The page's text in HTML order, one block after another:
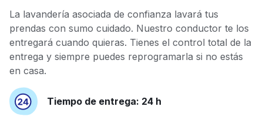
La lavandería asociada de confianza lavará tus
prendas con sumo cuidado. Nuestro conductor te los
entregará cuando quieras. Tienes el control total de la
entrega y siempre puedes reprogramarla si no estás
en casa.
Tiempo de entrega: 24 h